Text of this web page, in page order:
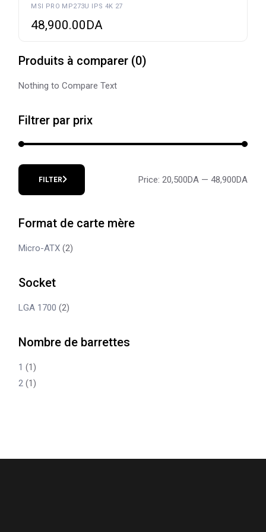
MSI PRO MP273U IPS 4K 27
48,900.00DA
Produits à comparer (0)
Nothing to Compare Text
Filtrer par prix
price
price
FILTER Price: 20,500DA— 48,900DA
Format de carte mère
Micro-ATX (2)
Socket
LGA 1700 (2)
Nombre de barrettes
1 (1)
2 (1)